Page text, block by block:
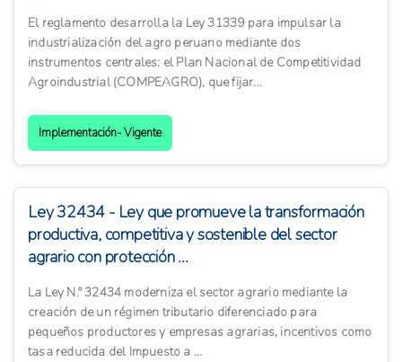
El reglamento desarrolla la Ley 31339 para impulsar la
industrialización del agro peruano mediante dos
instrumentos centrales: el Plan Nacional de Competitividad
Agroindustrial (COMPEAGRO), que fijar...
Implementación- Vigente
Ley 32434 - Ley que promueve la transformación
productiva, competitiva y sostenible del sector
agrario con protección ...
La Ley N.º 32434 moderniza el sector agrario mediante la
creación de un régimen tributario diferenciado para
pequeños productores y empresas agrarias, incentivos como
tasa reducida del Impuesto a ...